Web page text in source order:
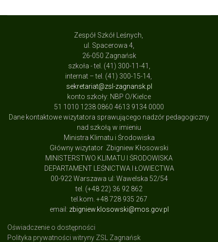
Zespół Szkół Leśnych,
ul. Spacerowa 4,
26-050 Zagnańsk
szkoła - tel. (41) 300-11-41,
internat – tel. (41) 300-15-14,
sekretariat@zsl-zagnansk.pl
konto szkoły: NBP O/Kielce
51 1010 1238 0860 4613 9134 0000
Dane kontaktowe wizytatora sprawującego nadzór pedagogiczny
nad szkołą w imieniu
Ministra Klimatu i Środowiska
Główny wizytator Zbigniew Kłosowski
MINISTERSTWO KLIMATU I ŚRODOWISKA
DEPARTAMENT LEŚNICTWA I ŁOWIECTWA
00-922 Warszawa ul: Wawelska 52/54
tel. (+48 22) 36 92 862
tel.kom. +48 728 935 267
email: zbigniew.klosowski@mos.gov.pl
Oświadczenie o dostępności
Polityka prywatności witryny ZSL Zagnańsk